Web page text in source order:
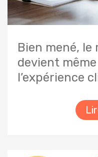
Bien mené,
devient
l’expérience